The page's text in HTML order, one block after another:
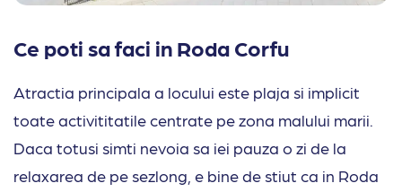
Ce poti sa faci in Roda Corfu
Atractia principala a locului este plaja si implicit
toate activititatile centrate pe zona malului marii.
Daca totusi simti nevoia sa iei pauza o zi de la
relaxarea de pe sezlong, e bine de stiut ca in Roda